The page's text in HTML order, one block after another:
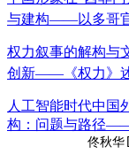
与建构——以多哥
权力叙事的解构与
创新——《权力》
人工智能时代中国
构：问题与路径——
佟秋